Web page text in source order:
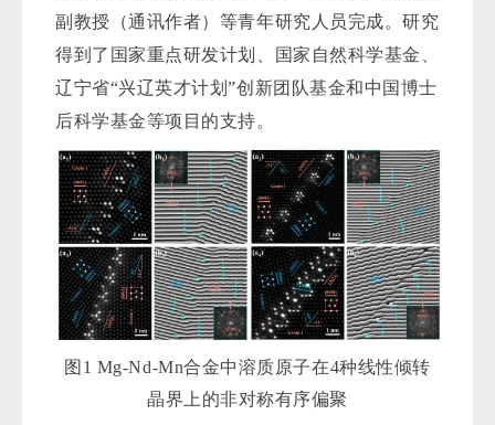
副教授（通讯作者）等青年研究人员完成。研究
得到了国家重点研发计划、国家自然科学基金、
辽宁省“兴辽英才计划”创新团队基金和中国博士
后科学基金等项目的支持。
图1 Mg-Nd-Mn合金中溶质原子在4种线性倾转
晶界上的非对称有序偏聚